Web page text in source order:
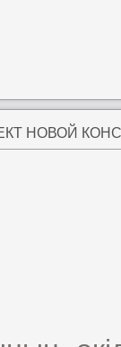
НОВОЙ